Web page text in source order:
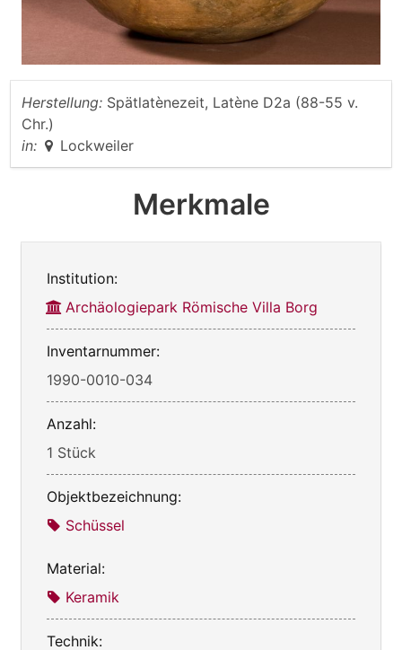
Herstellung: Spätlatènezeit, Latène D2a (88-55 v.
Chr.)
in:
Lockweiler
Merkmale
Institution:
Archäologiepark Römische Villa Borg
Inventarnummer:
1990-0010-034
Anzahl:
1 Stück
Objektbezeichnung:
Schüssel
Material:
Keramik
Technik: